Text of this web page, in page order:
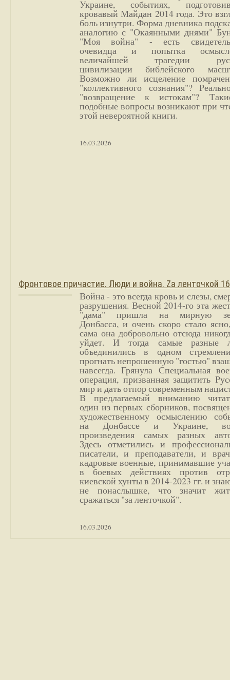
Украине, событиях,
кровавый Майдан 2014 года. Это
боль изнутри. Форма дневника
аналогию с "Окаянными днями"
"Моя война" - есть
очевидца и попытка
величайшей трагедии
цивилизации библейского
Возможно ли исцеление
"коллективного сознания"?
"возвращение к истокам"?
подобные вопросы возникают при
этой невероятной книги.
16.03.2026
Фронтовое причастие. Люди и война. Zа ленточкой
Война - это всегда кровь и слезы,
разрушения. Весной 2014-го эта
"дама" пришла на мирную
Донбасса, и очень скоро стало
сама она добровольно отсюда
уйдет. И тогда самые разные
объединились в одном
прогнать непрошенную "гостью"
навсегда. Грянула Специальная
операция, призванная защитить
мир и дать отпор современным
В предлагаемый вниманию
один из первых сборников,
художественному осмыслению
на Донбассе и Украине,
произведения самых разных
Здесь отметились и
писатели, и преподаватели, и
кадровые военные, принимавшие
в боевых действиях против
киевской хунты в 2014-2023 гг. и
не понаслышке, что значит
сражаться "за ленточкой".
16.03.2026